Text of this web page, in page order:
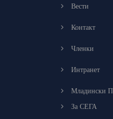
Вести
Контакт
Членки
Интранет
Младински
За СЕГА